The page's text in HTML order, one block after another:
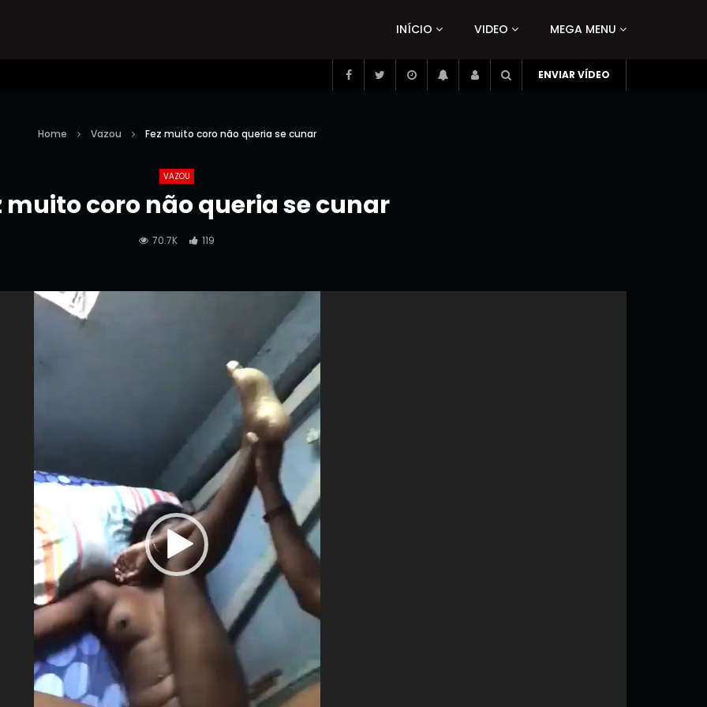
INÍCIO VIDEO MEGA MENU
ENVIAR VÍDEO
Home Vazou Fez muito coro não queria se cunar
VAZOU
muito coro não queria se cunar
70.7K 119